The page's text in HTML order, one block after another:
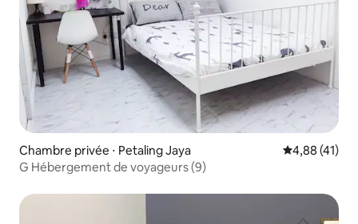
Chambre privée ⋅ Petaling Jaya Évaluation
4,88 (41)
G Hébergement de voyageurs (9)